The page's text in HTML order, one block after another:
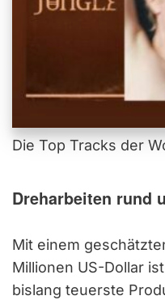
Die Top Tracks der
Dreharbeiten rund
Mit einem
Millionen US-Dollar
bislang teuerste